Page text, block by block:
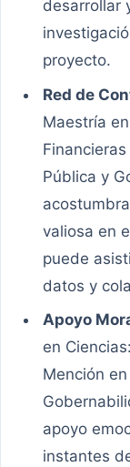
desarrollar
proyecto.
Red de
Maestría
Pública y
valiosa en
puede
datos y
Apoyo
en
Mención
apoyo
instantes